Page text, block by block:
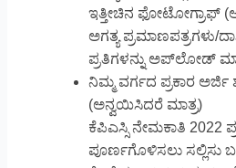
ಇತ್ತೀಚಿನ ಫೋಟೋಗ್ರಾಫ್
ಅಗತ್ಯ ಪ್ರಮಾಣಪತ್ರಗಳು/
ಪ್ರತಿಗಳನ್ನು ಅಪ್‌ಲೋಡ್
ನಿಮ್ಮ ವರ್ಗದ ಪ್ರಕಾರ ಅರ್ಜಿ
(ಅನ್ವಯಿಸಿದರೆ ಮಾತ್ರ)
ಕೆಪಿಎಸ್ಸಿ ನೇಮಕಾತಿ 2022
ಪೂರ್ಣಗೊಳಿಸಲು ಸಲ್ಲಿಸು